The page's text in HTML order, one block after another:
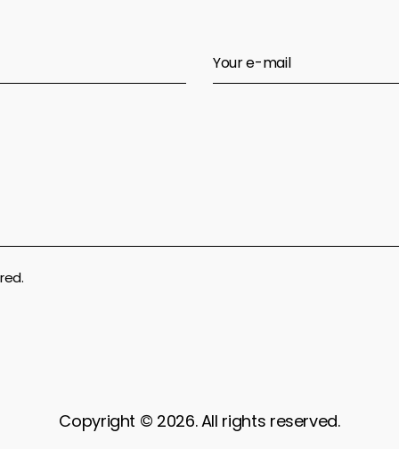
Copyright © 2026. All rights reserved.